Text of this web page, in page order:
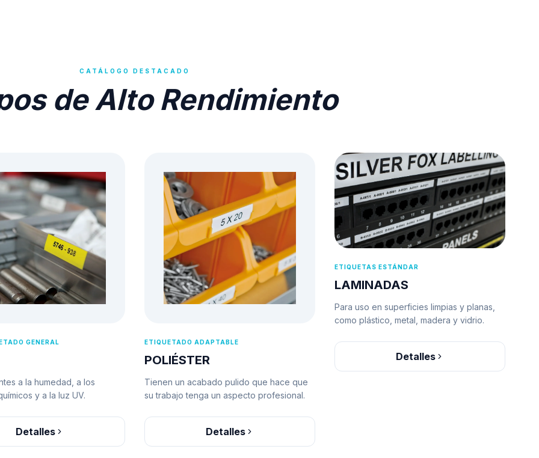
CATÁLOGO DESTACADO
de Alto Rendimiento
GENERAL
a la humedad, a los
y a la luz UV.
Detalles
ETIQUETADO ADAPTABLE
POLIÉSTER
Tienen un acabado pulido que hace que
su trabajo tenga un aspecto profesional.
Detalles
ETIQUETAS ESTÁNDAR
LAMINADAS
Para uso en superficies limpias y planas,
como plástico, metal, madera y vidrio.
Detalles